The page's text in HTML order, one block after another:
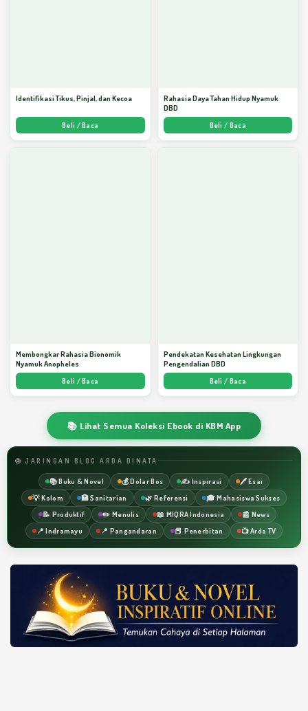
Identifikasi Tikus, Pinjal, dan Kecoa
Beli / Baca
Rahasia Daya Tahan Hidup Nyamuk
DBD
Beli / Baca
Membongkar Rahasia Bionomik
Nyamuk Anopheles
Beli / Baca
Pendekatan Kesehatan Lingkungan
Pengendalian DBD
Beli / Baca
📚 Lihat Semua Koleksi Ebook di KBM App
🌐 JARINGAN BLOG ARDA DINATA
📚 Buku & Novel 💰 Dolar Bos ✍️ Inspirasi
🖊️ Esai
💡 Kolom
🏥 Sanitarian 🌿 Referensi
🎓 Mahasiswa Sukses
📝 Produktif
✏️ Menulis 📖 MIQRA Indonesia
📰 News
📍 Indramayu
📍 Pangandaran 📕 Penerbitan 📺 Arda TV